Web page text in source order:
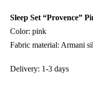
Sleep Set “Provence”
Color: pink
Fabric material: Armani
Delivery: 1-3 days